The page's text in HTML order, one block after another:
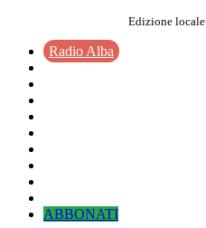
Edizione locale
Radio Alba
ABBONATI